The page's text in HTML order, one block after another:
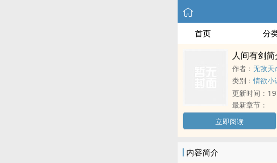
首页 分
人间有剑简
作者： 无敌天
类别：情欲小
更新时间：
最新章节：
立即阅读
内容简介